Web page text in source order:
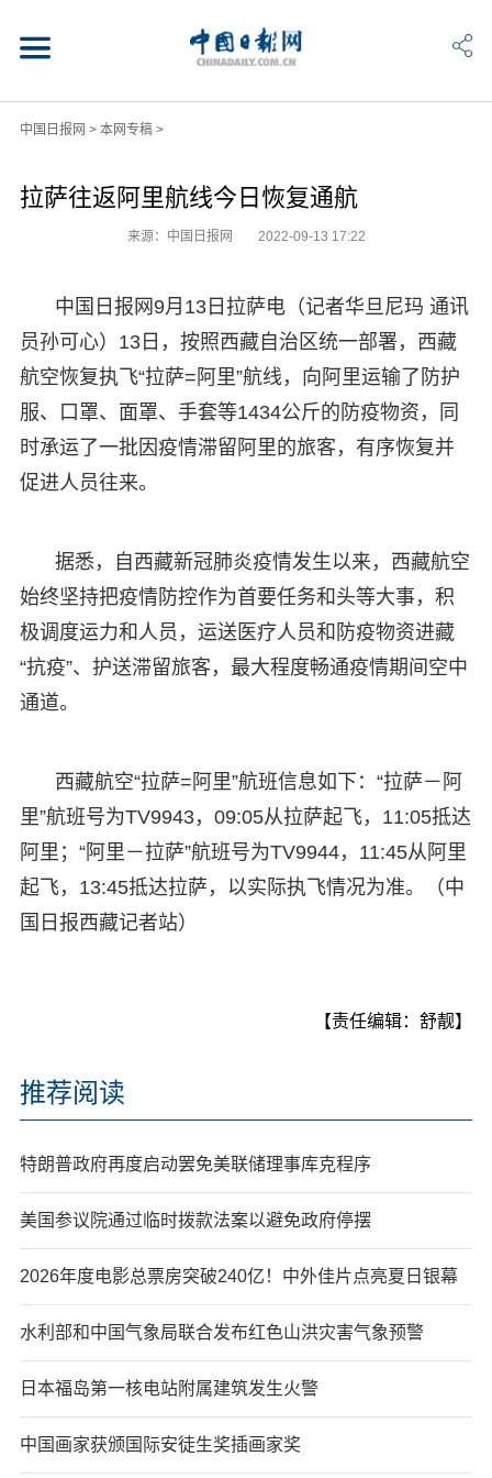
中国日报网 > 本网专稿>
拉萨往返阿里航线今日恢复通航
来源：中国日报网 2022-09-13 17:22
中国日报网9月13日拉萨电（记者华旦尼玛 通讯
员孙可心）13日，按照西藏自治区统一部署，西藏
航空恢复执飞“拉萨=阿里”航线，向阿里运输了防护
服、口罩、面罩、手套等1434公斤的防疫物资，同
时承运了一批因疫情滞留阿里的旅客，有序恢复并
促进人员往来。
据悉，自西藏新冠肺炎疫情发生以来，西藏航空
始终坚持把疫情防控作为首要任务和头等大事，积
极调度运力和人员，运送医疗人员和防疫物资进藏
“抗疫”、护送滞留旅客，最大程度畅通疫情期间空中
通道。
西藏航空“拉萨=阿里”航班信息如下：“拉萨－阿
里”航班号为TV9943，09:05从拉萨起飞，11:05抵达
阿里；“阿里－拉萨”航班号为TV9944，11:45从阿里
起飞，13:45抵达拉萨，以实际执飞情况为准。（中
国日报西藏记者站）
【责任编辑：舒靓】
推荐阅读
特朗普政府再度启动罢免美联储理事库克程序
美国参议院通过临时拨款法案以避免政府停摆
2026年度电影总票房突破240亿！中外佳片点亮夏日银幕
水利部和中国气象局联合发布红色山洪灾害气象预警
日本福岛第一核电站附属建筑发生火警
中国画家获颁国际安徒生奖插画家奖